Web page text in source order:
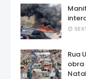
Rua
obra